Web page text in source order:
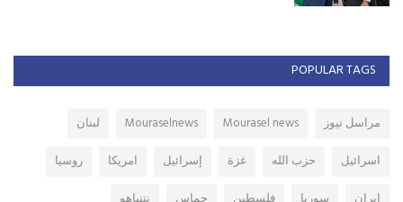
POPULAR TAGS
مراسل نيوز Mourasel news
Mouraselnews
لبنان
اسرائيل
حزب الله غزة إسرائيل امريكا
روسيا